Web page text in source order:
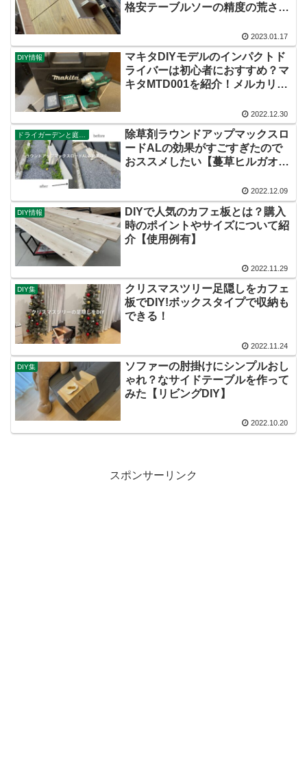
格安テーブルソーの精度の荒さを
2023.01.17
DIY情報
マキタDIYモデルのインパクトド
ライバーは初心者におすすめ？マ
キタMTD001を紹介！メルカリで
2022.12.30
除草剤ラウンドアップマックスロ
ードALの効果がすごすぎたので
おススメしたい【蔓草ヒルガオ対
2022.12.09
DIY情報
DIYで人気のカフェ板とは？購入
時のポイントやサイズについて紹
介【使用例有】
2022.11.29
DIY集
クリスマスツリー足隠しをカフェ
板でDIY!ボックスタイプで収納も
できる！
2022.11.24
DIY集
ソファーの肘掛けにシンプルおし
ゃれ？なサイドテーブルを作って
みた【リビングDIY】
2022.10.20
スポンサーリンク